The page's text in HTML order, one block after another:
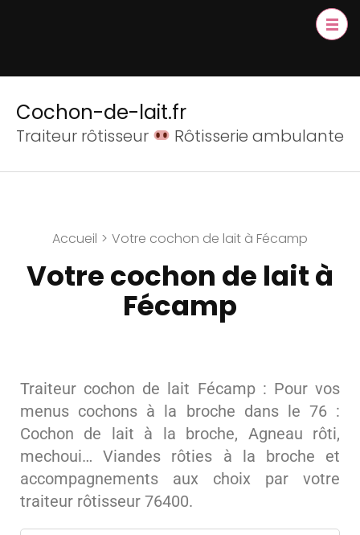
Cochon-de-lait.fr
Traiteur rôtisseur Rôtisserie ambulante
Accueil > Votre cochon de lait à Fécamp
Votre cochon de lait à
Fécamp
Traiteur cochon de lait Fécamp : Pour vos
menus cochons à la broche dans le 76 :
Cochon de lait à la broche, Agneau rôti,
mechoui… Viandes rôties à la broche et
accompagnements aux choix par votre
traiteur rôtisseur 76400.